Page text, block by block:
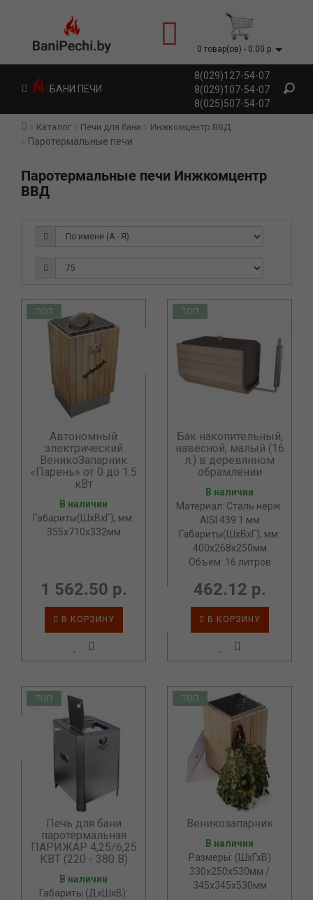
0 товар(ов) - 0.00 р.
8(029)127-54-07
8(029)107-54-07
8(025)507-54-07
БАНИ ПЕЧИ
Каталог Печи для бани Инжкомцентр ВВД
Паротермальные печи
Паротермальные печи Инжкомцентр
ВВД
ТОП
Автономный
электрический
ВеникоЗапарник
«Парень» от 0 до 1.5
кВт
В наличии
Габариты(ШхВхГ), мм:
355х710х332мм
1 562.50 р.
В КОРЗИНУ
ТОП
Бак накопительный,
навесной, малый (16
л.) в деревянном
обрамлении
В наличии
Материал: Сталь нерж.
AISI 439 1 мм
Габариты(ШхВхГ), мм:
400х268х250мм
Объем: 16 литров
462.12 р.
В КОРЗИНУ
ТОП
Печь для бани
паротермальная
ПАРИЖАР 4,25/6,25
КВТ (220 - 380 В)
В наличии
Габариты (ДхШхВ):
ТОП
Веникозапарник
В наличии
Размеры: (ШхГхВ)
330х250х530мм /
345х345х530мм